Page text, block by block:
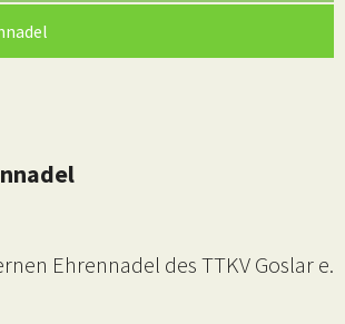
Ehrennadel des TTKV Goslar e.